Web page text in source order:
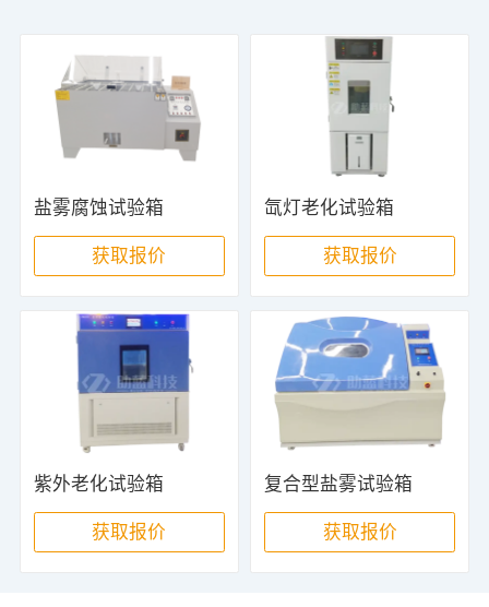
盐雾腐蚀试验箱
获取报价
氙灯老化试验箱
获取报价
紫外老化试验箱
获取报价
复合型盐雾试验箱
获取报价